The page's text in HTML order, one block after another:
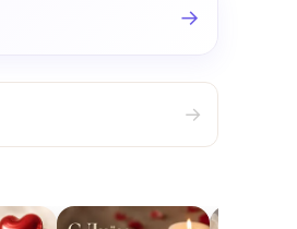
→
→